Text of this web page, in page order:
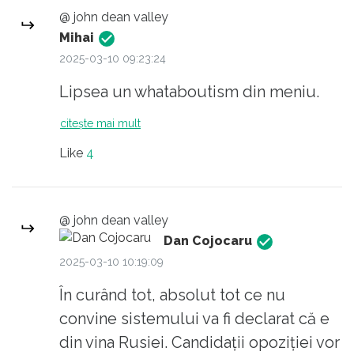
@ john dean valley
Mihai
2025-03-10 09:23:24
Lipsea un whataboutism din meniu.
citește mai mult
Like 4
@ john dean valley
Dan Cojocaru
2025-03-10 10:19:09
În curând tot, absolut tot ce nu
convine sistemului va fi declarat că e
din vina Rusiei. Candidații opoziției vor